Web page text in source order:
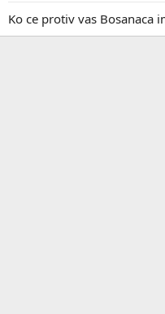
Ko ce protiv vas Bosanaca